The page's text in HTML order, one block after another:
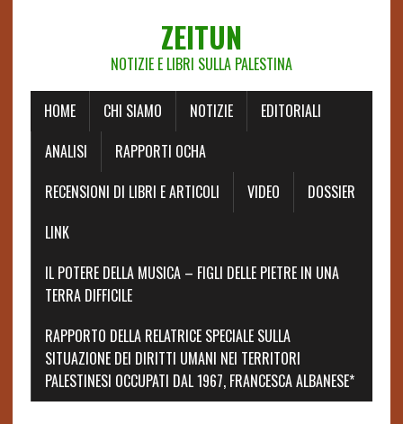
ZEITUN
NOTIZIE E LIBRI SULLA PALESTINA
HOME CHI SIAMO NOTIZIE
EDITORIALI
ANALISI
RAPPORTI OCHA
RECENSIONI DI LIBRI E ARTICOLI
VIDEO
DOSSIER
LINK
IL POTERE DELLA MUSICA – FIGLI DELLE PIETRE IN UNA
TERRA DIFFICILE
RAPPORTO DELLA RELATRICE SPECIALE SULLA
SITUAZIONE DEI DIRITTI UMANI NEI TERRITORI
PALESTINESI OCCUPATI DAL 1967, FRANCESCA ALBANESE*